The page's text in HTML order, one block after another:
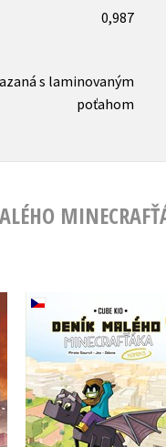
0,987
s laminovaným
poťahom
Deník malého
Minecrafťáka:
7
Cube Kid